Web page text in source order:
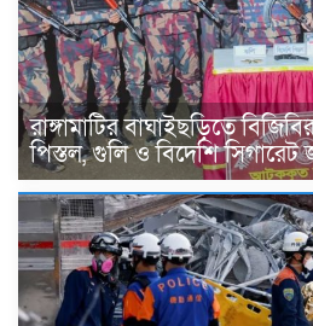
রাঙ্গামাটির বাঘাইছড়িতে
পিস্তল, গুলি ও বিদেশি সিগারেট